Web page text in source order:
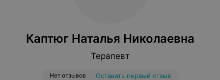
Каптюг Наталья Николаевна
Терапевт
Нет отзывов Оставить первый отзыв